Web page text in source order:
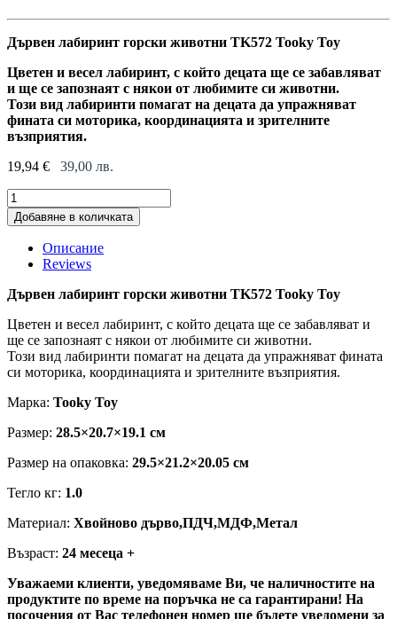
Дървен лабиринт горски животни TK572 Tooky Toy
Цветен и весел лабиринт, с който децата ще се забавляват
и ще се запознаят с някои от любимите си животни.
Този вид лабиринти помагат на децата да упражняват
фината си моторика, координацията и зрителните
възприятия.
19,94 € 39,00 лв.
Дървен
лабиринт
горски
животни
TK572
Toy
Добавяне в количката
Описание
Reviews
Дървен лабиринт горски животни TK572 Tooky Toy
Цветен и весел лабиринт, с който децата ще се забавляват и
ще се запознаят с някои от любимите си животни.
Този вид лабиринти помагат на децата да упражняват фината
си моторика, координацията и зрителните възприятия.
Марка: Tooky Toy
Размер: 28.5×20.7×19.1 см
Размер на опаковка: 29.5×21.2×20.05 см
Тегло кг: 1.0
Материал: Хвойново дърво,ПДЧ,МДФ,Метал
Възраст: 24 месеца +
Уважаеми клиенти, уведомяваме Ви, че наличностите на
продуктите по време на поръчка не са гарантирани! На
посочения от Вас телефонен номер ще бъдете уведомени за